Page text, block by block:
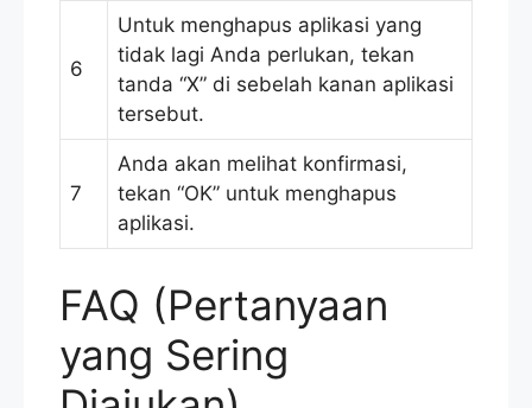
6
Untuk menghapus aplikasi yang
tidak lagi Anda perlukan, tekan
tanda “X” di sebelah kanan aplikasi
tersebut.
7
Anda akan melihat konfirmasi,
tekan “OK” untuk menghapus
aplikasi.
FAQ (Pertanyaan
yang Sering